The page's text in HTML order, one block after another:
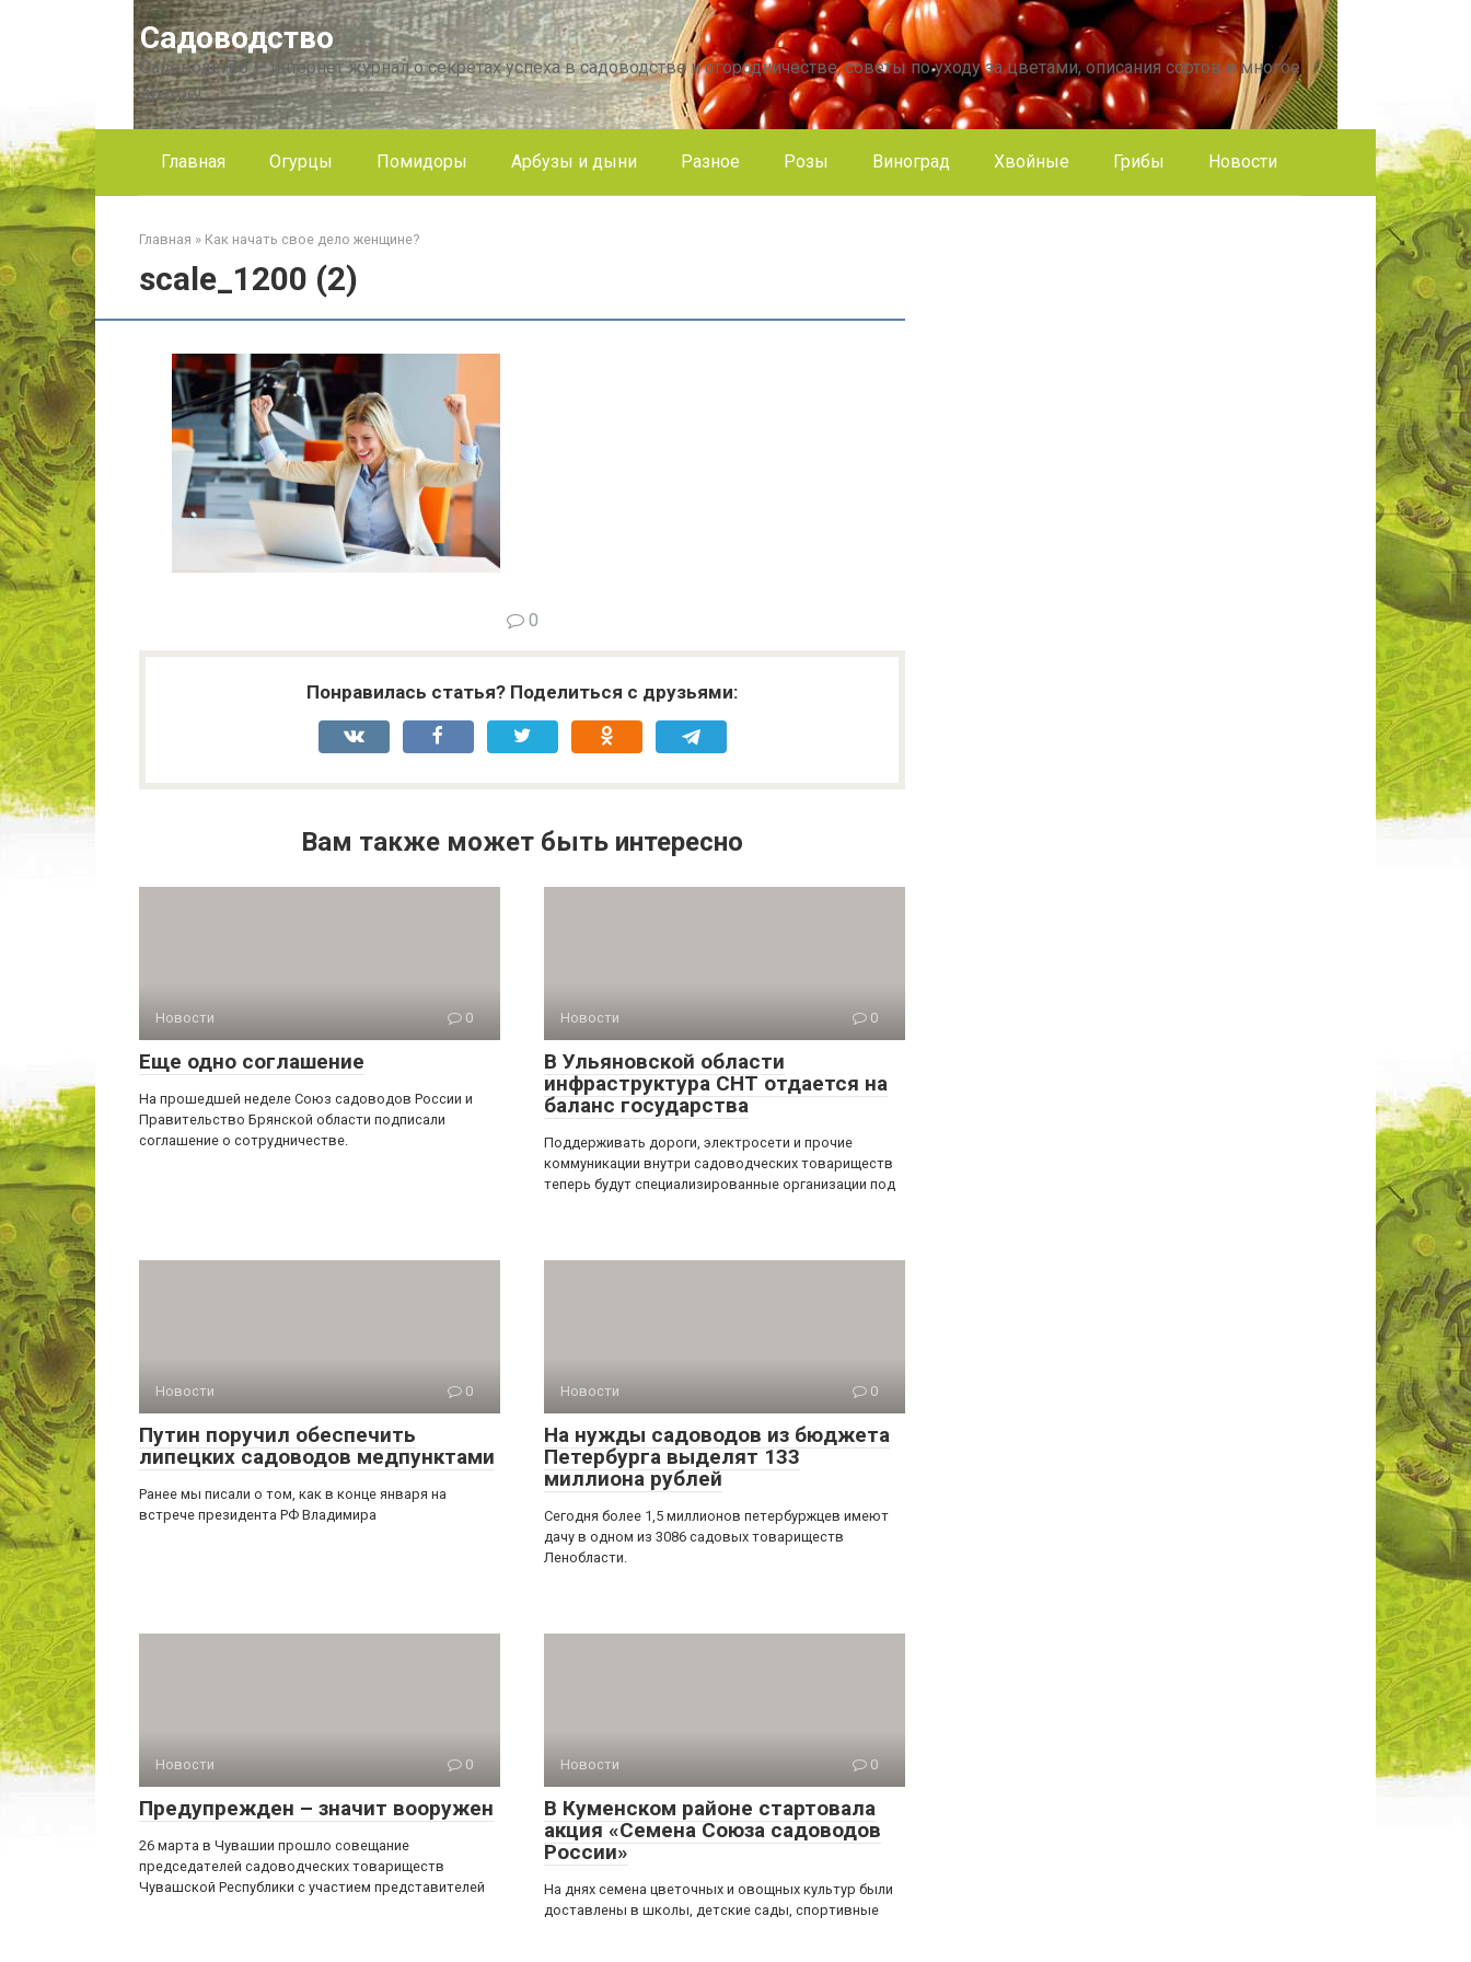
Садоводство
Садоводство — интернет журнал о секретах успеха в садоводстве и огородничестве, советы по уходу за цветами, описания сортов и многое
другое!
Главная Огурцы Помидоры Арбузы и дыни Разное Розы Виноград Хвойные Грибы Новости
Главная » Как начать свое дело женщине?
scale_1200 (2)
0
Понравилась статья? Поделиться с друзьями:
Вам также может быть интересно
Новости 0
Еще одно соглашение
На прошедшей неделе Союз садоводов России и
Правительство Брянской области подписали
соглашение о сотрудничестве.
Новости 0
В Ульяновской области
инфраструктура СНТ отдается на
баланс государства
Поддерживать дороги, электросети и прочие
коммуникации внутри садоводческих товариществ
теперь будут специализированные организации под
Новости 0
Путин поручил обеспечить
липецких садоводов медпунктами
Ранее мы писали о том, как в конце января на
встрече президента РФ Владимира
Новости 0
На нужды садоводов из бюджета
Петербурга выделят 133
миллиона рублей
Cегодня более 1,5 миллионов петербуржцев имеют
дачу в одном из 3086 садовых товариществ
Ленобласти.
Новости 0
Предупрежден – значит вооружен
26 марта в Чувашии прошло совещание
председателей садоводческих товариществ
Чувашской Республики с участием представителей
Новости 0
В Куменском районе стартовала
акция «Семена Союза садоводов
России»
На днях семена цветочных и овощных культур были
доставлены в школы, детские сады, спортивные